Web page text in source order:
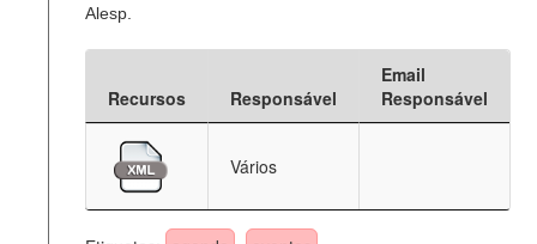
Catálogo de dados
Deputados Estaduais
Administração
Legislação
Alesp.
Recursos Responsável
Email
Responsável
Vários